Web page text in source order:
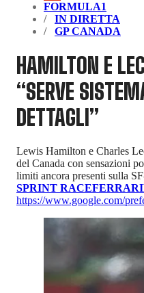
FORMULA1
IN DIRETTA
GP CANADA
HAMILTON E
“SERVE
DETTAGLI”
Lewis Hamilton e Charles
del Canada con sensazioni
limiti ancora presenti sulla
SPRINT RACEFERRARI
https://www.google.com/